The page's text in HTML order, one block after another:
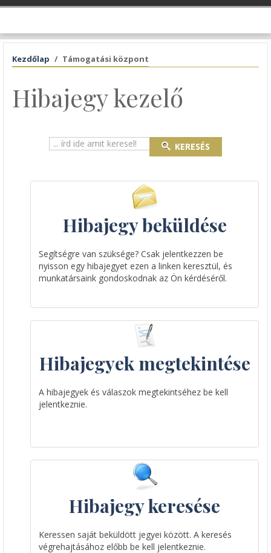
Kezdőlap Támogatási központ
Hibajegy kezelő
KERESÉS
Hibajegy beküldése
Segítségre van szüksége? Csak jelentkezzen be
nyisson egy hibajegyet ezen a linken keresztül, és
munkatársaink gondoskodnak az Ön kérdéséről.
Hibajegyek megtekintése
A hibajegyek és válaszok megtekintséhez be kell
jelentkeznie.
Hibajegy keresése
Keressen saját beküldött jegyei között. A keresés
végrehajtásához előbb be kell jelentkeznie.